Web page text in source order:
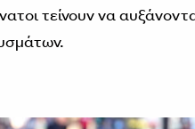
τείνουν να